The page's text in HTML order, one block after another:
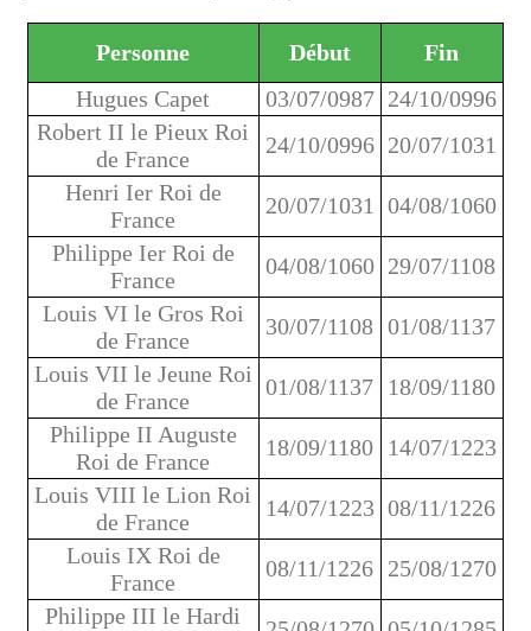
Personne Début
Fin
Hugues Capet
03/07/0987 24/10/0996
Robert II le Pieux Roi
de France
24/10/0996 20/07/1031
Henri Ier Roi de
France
20/07/1031
04/08/1060
Philippe Ier Roi de
France
04/08/1060 29/07/1108
Louis VI le Gros Roi
de France
30/07/1108 01/08/1137
Louis VII le Jeune Roi
de France
01/08/1137
18/09/1180
Philippe II Auguste
Roi de France
18/09/1180
14/07/1223
Louis VIII le Lion Roi
de France
14/07/1223 08/11/1226
Louis IX Roi de
France
08/11/1226 25/08/1270
Philippe III le Hardi